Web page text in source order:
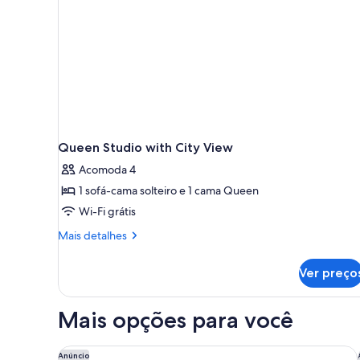
Queen Studio with City View
Acomoda 4
1 sofá-cama solteiro e 1 cama Queen
Wi-Fi grátis
Mais detalhes
Mais
Studio
City
Ver
Mais opções para você
Anúncio
Marriott Tampa Westshore